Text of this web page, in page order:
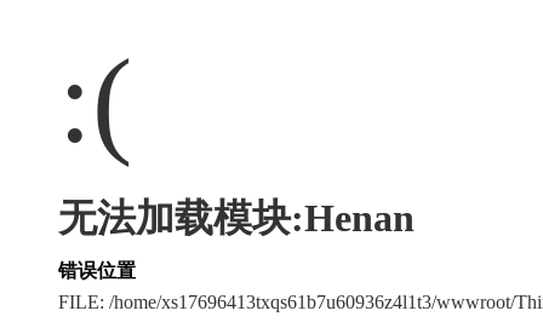
:(
无法加载模块:Henan
错误位置
FILE: /home/xs17696413txqs61b7u60936z4l1t3/wwwroot/